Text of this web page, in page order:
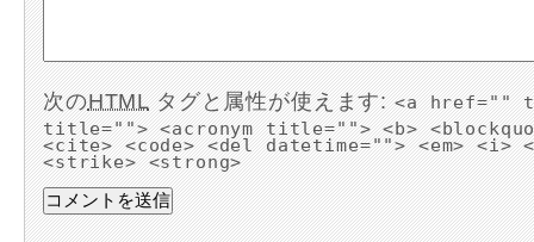
次のHTMLタグと属性が使えます:<a href=""
title=""> <acronym title=""> <b>
<cite> <code> <del datetime=""> <em> <i>
<strike> <strong>